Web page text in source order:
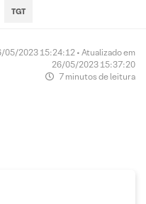
TGT
05/2023 15:24:12 • Atualizado em
26/05/2023 15:37:20
7 minutos de leitura